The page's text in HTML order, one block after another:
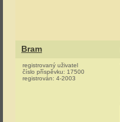
Bram
registrovaný uživatel
číslo příspěvku: 17500
registrován: 4-2003